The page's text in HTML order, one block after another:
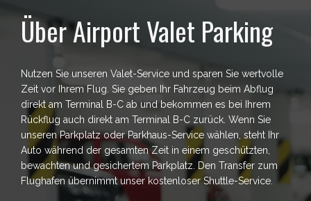
Über Airport Valet Parking
Nutzen Sie unseren Valet-Service und sparen Sie wertvolle
Zeit vor Ihrem Flug. Sie geben Ihr Fahrzeug beim Abflug
direkt am Terminal B-C ab und bekommen es bei Ihrem
Rückflug auch direkt am Terminal B-C zurück. Wenn Sie
unseren Parkplatz oder Parkhaus-Service wählen, steht Ihr
Auto während der gesamten Zeit in einem geschützten,
bewachten und gesichertem Parkplatz. Den Transfer zum
Flughafen übernimmt unser kostenloser Shuttle-Service.